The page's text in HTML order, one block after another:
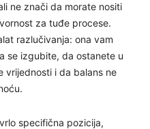
ne znači da morate nositi
za tuđe procese.
razlučivanja: ona vam
se izgubite, da ostanete u
vrijednosti i da balans ne
specifična pozicija,